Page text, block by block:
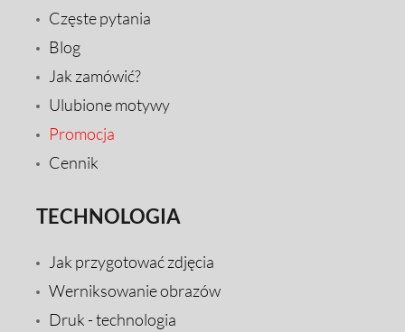
Częste pytania
Blog
Jak zamówić?
Ulubione motywy
Promocja
Cennik
TECHNOLOGIA
Jak przygotować zdjęcia
Werniksowanie obrazów
Druk - technologia